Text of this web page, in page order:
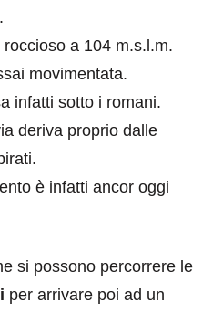
.
a 104 m.s.l.m.
movimentata.
infatti sotto i romani.
deriva proprio dalle
è infatti ancor oggi
si possono percorrere le
per arrivare poi ad un